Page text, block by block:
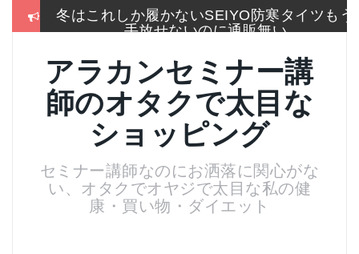
冬はこれしか履かないSEIYO防寒タイツもう
手放せないのに通販無い
2017通販各社のおせち売れ筋ランキングをま
とめて一挙大公開
お手入れは押しちゃダメ,血管を広げてデトッ
クス美肌活性化美顔器
スブレークカード整理
残念！高い国産”ねいる屋さん”はやめてリトル
ムーンからコーム購入
アラカンセミナー講
師のオタクで太目な
ショッピング
セミナー講師なのにお洒落に関心がな
い、オタクでオヤジで太目な私の健
康・買い物・ダイエット